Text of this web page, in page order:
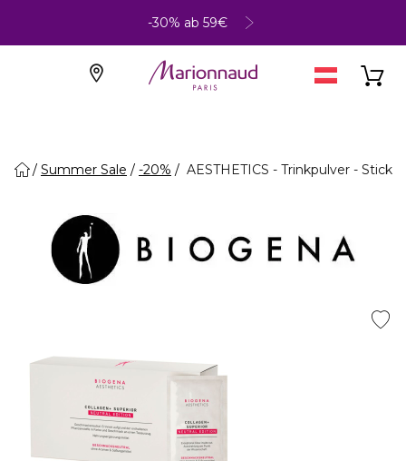
-30% ab 59€
Summer Sale -20% AESTHETICS - Trinkpulver - Stick